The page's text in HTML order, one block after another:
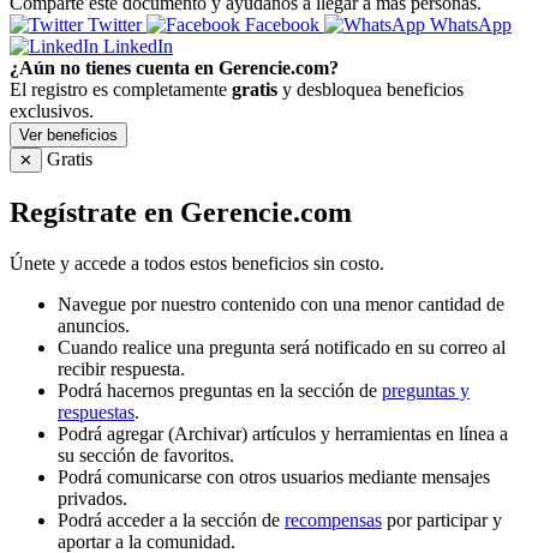
Twitter
Facebook
WhatsApp
LinkedIn
¿Aún no tienes cuenta en Gerencie.com?
El registro es completamente gratis y desbloquea beneficios
exclusivos.
Ver beneficios
✕
Gratis
Regístrate en Gerencie.com
Únete y accede a todos estos beneficios sin costo.
Navegue por nuestro contenido con una menor cantidad de
anuncios.
Cuando realice una pregunta será notificado en su correo al
recibir respuesta.
Podrá hacernos preguntas en la sección de preguntas y
respuestas.
Podrá agregar (Archivar) artículos y herramientas en línea a
su sección de favoritos.
Podrá comunicarse con otros usuarios mediante mensajes
privados.
Podrá acceder a la sección de recompensas por participar y
aportar a la comunidad.